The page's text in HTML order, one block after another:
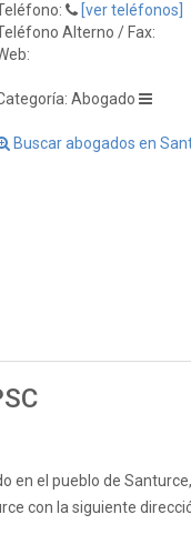
[ver teléfonos]
Alterno / Fax:
Abogado
Buscar abogados en
en el pueblo de
con la siguiente